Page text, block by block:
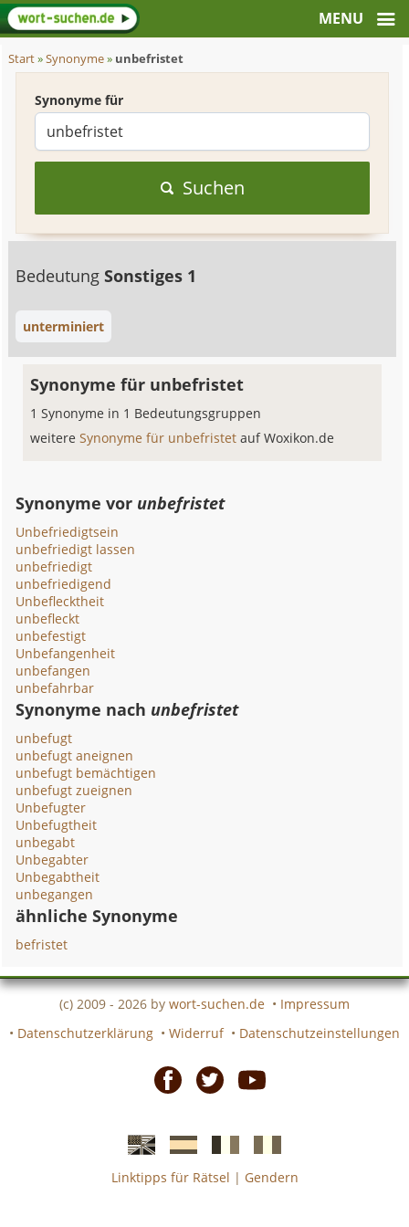
Start»Synonyme» unbefristet
Synonyme für
Suchen
BedeutungSonstiges 1
unterminiert
Synonyme für unbefristet
1 Synonyme in 1 Bedeutungsgruppen
weitereSynonyme für unbefristetauf Woxikon.de
Synonyme vor unbefristet
Unbefriedigtsein
unbefriedigt lassen
unbefriedigt
unbefriedigend
Unbeflecktheit
unbefleckt
unbefestigt
Unbefangenheit
unbefangen
unbefahrbar
Synonyme nach unbefristet
unbefugt
unbefugt aneignen
unbefugt bemächtigen
unbefugt zueignen
Unbefugter
Unbefugtheit
unbegabt
Unbegabter
Unbegabtheit
unbegangen
ähnliche Synonyme
befristet
(c) 2009 - 2026 by wort-suchen.de • Impressum
• Datenschutzerklärung • Widerruf • Datenschutzeinstellungen
EnglischeSpanischefranzösicheitalienische
Linktipps für Rätsel | Gendern